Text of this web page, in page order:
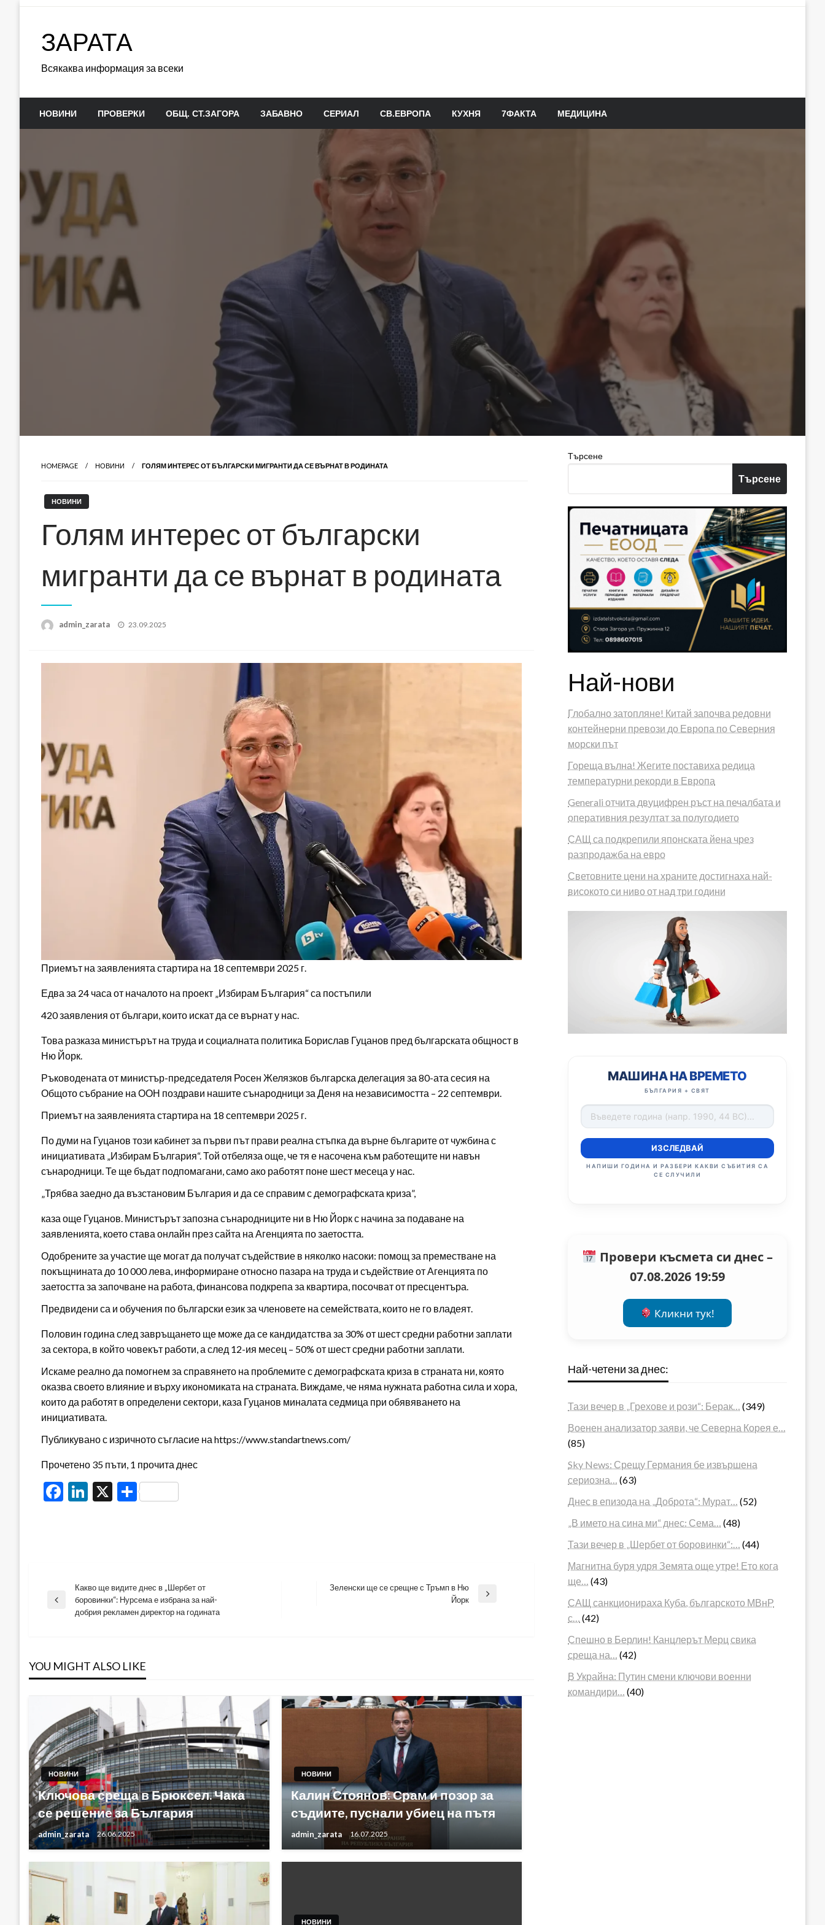
ЗАРАТА
Всякаква информация за всеки
НОВИНИ ПРОВЕРКИ ОБЩ. СТ.ЗАГОРА ЗАБАВНО СЕРИАЛ СВ.ЕВРОПА КУХНЯ 7ФАКТА МЕДИЦИНА
HOMEPAGE НОВИНИ ГОЛЯМ ИНТЕРЕС ОТ БЪЛГАРСКИ МИГРАНТИ ДА СЕ ВЪРНАТ В РОДИНАТА
НОВИНИ
Голям интерес от български
мигранти да се върнат в родината
admin_zarata
Posted
23.09.2025
Приемът на заявленията стартира на 18 септември 2025 г.
Едва за 24 часа от началото на проект „Избирам България“ са постъпили
420 заявления от българи, които искат да се върнат у нас.
Това разказа министърът на труда и социалната политика Борислав Гуцанов пред българската общност в
Ню Йорк.
Ръководената от министър-председателя Росен Желязков българска делегация за 80-ата сесия на
Общото събрание на ООН поздрави нашите сънародници за Деня на независимостта – 22 септември.
Приемът на заявленията стартира на 18 септември 2025 г.
По думи на Гуцанов този кабинет за първи път прави реална стъпка да върне българите от чужбина с
инициативата „Избирам България“. Той отбеляза още, че тя е насочена към работещите ни навън
сънародници. Те ще бъдат подпомагани, само ако работят поне шест месеца у нас.
„Трябва заедно да възстановим България и да се справим с демографската криза”,
каза още Гуцанов. Министърът запозна сънародниците ни в Ню Йорк с начина за подаване на
заявленията, което става онлайн през сайта на Агенцията по заетостта.
Одобрените за участие ще могат да получат съдействие в няколко насоки: помощ за преместване на
покъщнината до 10 000 лева, информиране относно пазара на труда и съдействие от Агенцията по
заетостта за започване на работа, финансова подкрепа за квартира, посочват от пресцентъра.
Предвидени са и обучения по български език за членовете на семействата, които не го владеят.
Половин година след завръщането ще може да се кандидатства за 30% от шест средни работни заплати
за сектора, в който човекът работи, а след 12-ия месец – 50% от шест средни работни заплати.
Искаме реално да помогнем за справянето на проблемите с демографската криза в страната ни, която
оказва своето влияние и върху икономиката на страната. Виждаме, че няма нужната работна сила и хора,
които да работят в определени сектори, каза Гуцанов миналата седмица при обявяването на
инициативата.
Публикувано с изричното съгласие на https://www.standartnews.com/
Прочетено 35 пъти, 1 прочита днес
Facebook
LinkedIn
X Share
Навигация
Previous
Какво ще видите днес в „Шербет от
боровинки“: Нурсема е избрана за най-
добрия рекламен директор на годината
Зеленски ще се срещне с Тръмп в Ню
Йорк
YOU MIGHT ALSO LIKE
НОВИНИ
Ключова среща в Брюксел. Чака
се решение за България
admin_zarata 26.06.2025
НОВИНИ
Калин Стоянов: Срам и позор за
съдиите, пуснали убиец на пътя
admin_zarata 16.07.2025
НОВИНИ
Търсене
Търсене
Най-нови
Глобално затопляне! Китай започва редовни
контейнерни превози до Европа по Северния
морски път
Гореща вълна! Жегите поставиха редица
температурни рекорди в Европа
Generali отчита двуцифрен ръст на печалбата и
оперативния резултат за полугодието
САЩ са подкрепили японската йена чрез
разпродажба на евро
Световните цени на храните достигнаха най-
високото си ниво от над три години
МАШИНА НА ВРЕМЕТО
БЪЛГАРИЯ + СВЯТ
ИЗСЛЕДВАЙ
НАПИШИ ГОДИНА И РАЗБЕРИ КАКВИ СЪБИТИЯ СА
СЕ СЛУЧИЛИ
Провери късмета си днес –
07.08.2026 19:59
Кликни тук!
Най-четени за днес:
Тази вечер в „Грехове и рози“: Берак…
(349)
Военен анализатор заяви, че Северна Корея е…
(85)
Sky News: Срещу Германия бе извършена
сериозна…
(63)
Днес в епизода на „Доброта“: Мурат…
(52)
„В името на сина ми“ днес: Сема…
(48)
Тази вечер в „Шербет от боровинки“:…
(44)
Магнитна буря удря Земята още утре! Ето кога
ще…
(43)
САЩ санкционираха Куба, българското МВнР
с…
(42)
Спешно в Берлин! Канцлерът Мерц свика
среща на…
(42)
В Украйна: Путин смени ключови военни
командири…
(40)